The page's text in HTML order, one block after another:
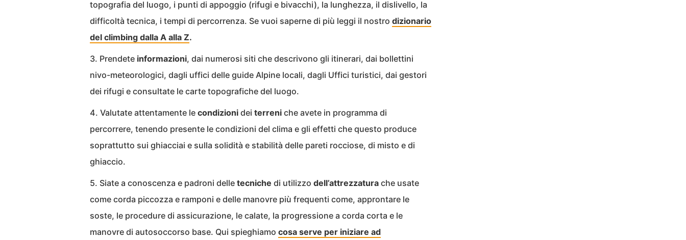
topografia del luogo, i punti di appoggio (rifugi e bivacchi), la lunghezza, il dislivello, la
difficoltà tecnica, i tempi di percorrenza. Se vuoi saperne di più leggi il nostro dizionario
del climbing dalla A alla Z.
3. Prendete informazioni, dai numerosi siti che descrivono gli itinerari, dai bollettini
nivo-meteorologici, dagli uffici delle guide Alpine locali, dagli Uffici turistici, dai gestori
dei rifugi e consultate le carte topografiche del luogo.
4. Valutate attentamente le condizioni dei terreni che avete in programma di
percorrere, tenendo presente le condizioni del clima e gli effetti che questo produce
soprattutto sui ghiacciai e sulla solidità e stabilità delle pareti rocciose, di misto e di
ghiaccio.
5. Siate a conoscenza e padroni delle tecniche di utilizzo dell’attrezzatura che usate
come corda piccozza e ramponi e delle manovre più frequenti come, approntare le
soste, le procedure di assicurazione, le calate, la progressione a corda corta e le
manovre di autosoccorso base. Qui spieghiamo cosa serve per iniziare ad